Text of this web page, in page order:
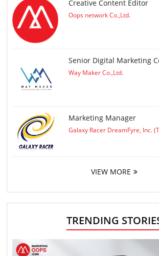
Creative Content Editor
Oops network Co.,Ltd.
Senior Digital Marketing
Way Maker Co.,Ltd.
Marketing Manager
Galaxy Racer DreamFyre, Inc.
VIEW MORE
TRENDING